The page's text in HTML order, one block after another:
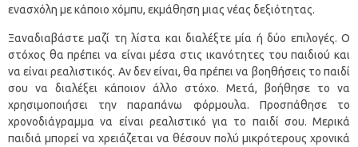
ενασχόλη με κάποιο χόμπυ, εκμάθηση μιας νέας δεξιότητας.
Ξαναδιαβάστε μαζί τη λίστα και διαλέξτε μία ή δύο επιλογές. Ο
στόχος θα πρέπει να είναι μέσα στις ικανότητες του παιδιού και
να είναι ρεαλιστικός. Αν δεν είναι, θα πρέπει να βοηθήσεις το παιδί
σου να διαλέξει κάποιον άλλο στόχο. Μετά, βοήθησε το να
χρησιμοποιήσει την παραπάνω φόρμουλα. Προσπάθησε το
χρονοδιάγραμμα να είναι ρεαλιστικό για το παιδί σου. Μερικά
παιδιά μπορεί να χρειάζεται να θέσουν πολύ μικρότερους χρονικά